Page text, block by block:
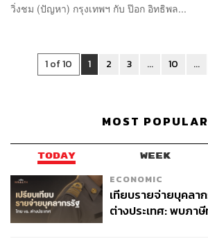
วิ่งชม (ปัญหา) กรุงเทพฯ กับ ป๊อก อิทธิพล...
1 of 10 1 2 3 ... 10 ...
MOST POPULAR
TODAY WEEK
ECONOMIC
เทียบรายจ่ายบุคลา
ต่างประเทศ: พบภา